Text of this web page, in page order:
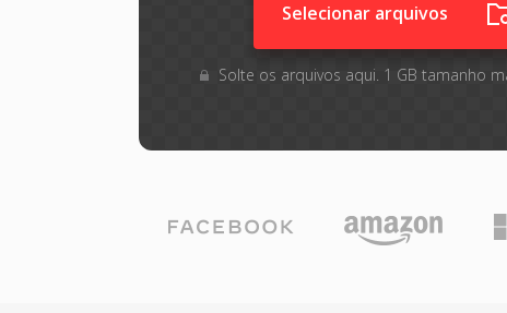
Selecionar arquivos
Solte os arquivos aqui. 1 GB tamanho